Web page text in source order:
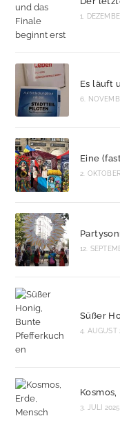
1.
Es läuft
6.
Eine
2.
12.
Süßer
4. AUGUST
3. JULI 2025